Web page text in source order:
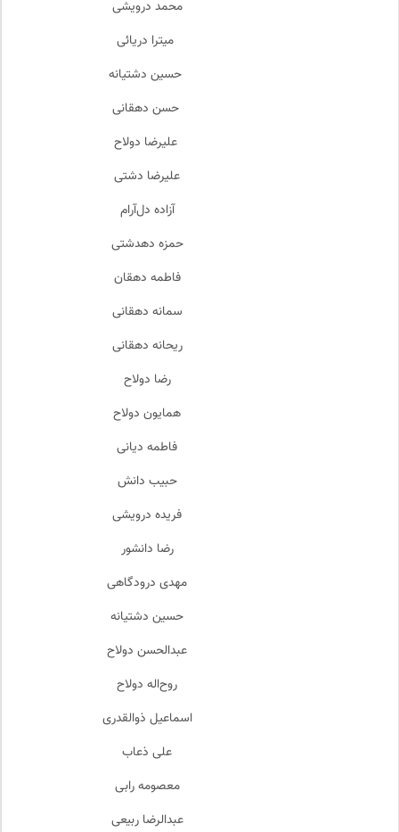
محمد درویشی
میترا دریائی
حسین دشتیانه
حسن دهقانی
علیرضا دولاح
علیرضا دشتی
آزاده دل‌آرام
حمزه دهدشتی
فاطمه دهقان
سمانه دهقانی
ریحانه دهقانی
رضا دولاح
همایون دولاح
فاطمه دیانی
حبیب دانش
فریده درویشی
رضا دانشور
مهدی درودگاهی
حسین دشتیانه
عبدالحسن دولاح
روح‌اله دولاح
اسماعیل ذوالقدری
علی ذعاب
معصومه رابی
عبدالرضا ربیعی